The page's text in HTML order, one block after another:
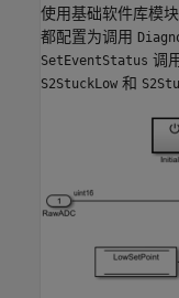
使用基础软件库模块
都配置为调用
SetEventStatus 调
S2StuckLow 和